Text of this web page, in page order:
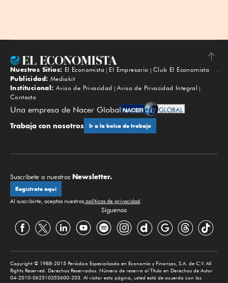
Subir
Nuestros Sitios: El Economista El Empresario
Club El Economista
Publicidad: Mediakit
Institucional: Aviso de Privacidad
Aviso de Privacidad Integral
Contacto
Una empresa de Nacer Global
Trabaja con nosotros Ir a la bolsa de trabajo
Suscríbete a nuestros Newsletter.
Regístrate aquí
Al suscribirte, aceptas nuestras políticas de privacidad
Síguenos
Copyright © 1988-2015 Periódico Especializado en Economía y Finanzas, S.A. de C.V. All
Rights Reserved. Derechos Reservados. Número de reserva al Título en Derechos de Autor
04-2010-062510353600-203. Al visitar esta página, usted está de acuerdo con los